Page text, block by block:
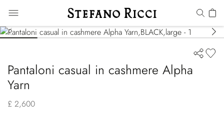
Pantaloni casual in cashmere Alpha
Yarn
£ 2,600